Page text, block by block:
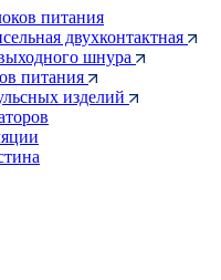
питания
двухконтактная
шнура
питания
изделий